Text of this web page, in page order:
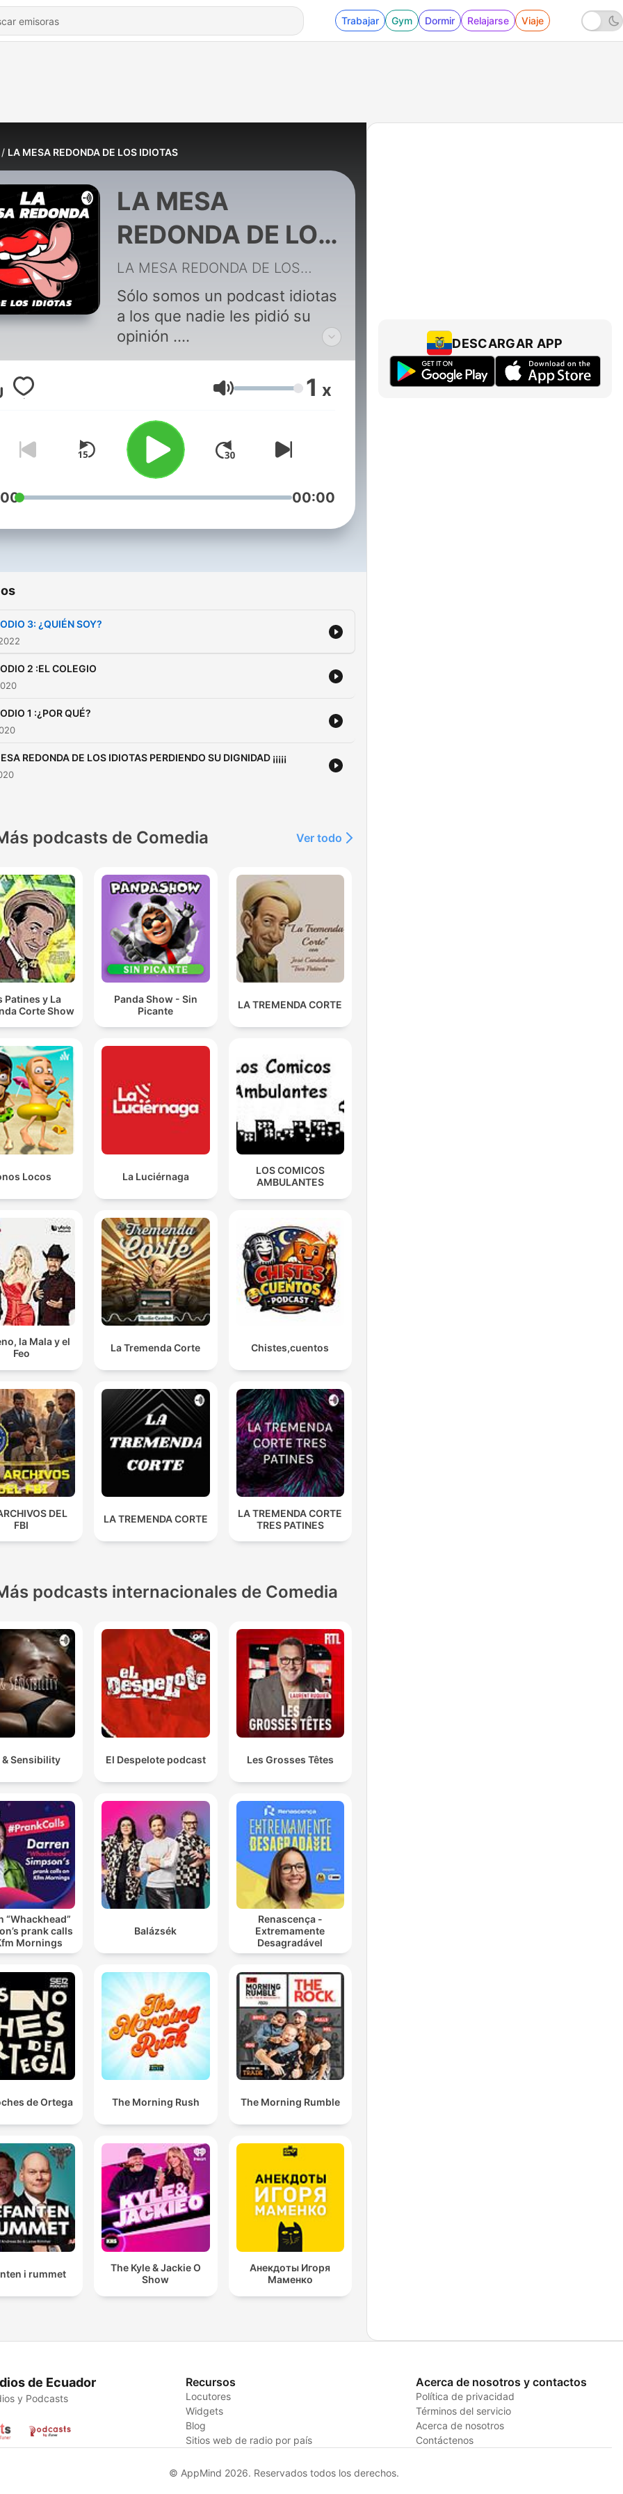
Trabajar Gym Dormir Relajarse Viaje
LA MESA REDONDA DE LOS IDIOTAS
LA MESA
REDONDA DE LOS
IDIOTAS
LA MESA REDONDA DE LOS IDIOTAS
Sólo somos un podcast idiotas
a los que nadie les pidió su
opinión .
@lmr_de_los_idiotas_podcast
Volumen 1 x
00:00
3: ¿QUIÉN SOY?
2 :EL COLEGIO
1 :¿POR QUÉ?
REDONDA DE LOS IDIOTAS PERDIENDO SU DIGNIDAD ¡¡¡¡¡
podcasts de Comedia Ver todo
Patines y La
Corte Show
Panda Show - Sin
Picante
LA TREMENDA CORTE
Locos La Luciérnaga
LOS COMICOS
AMBULANTES
la Mala y el
Feo
La Tremenda Corte Chistes,cuentos
DEL
FBI
LA TREMENDA CORTE
LA TREMENDA CORTE
TRES PATINES
podcasts internacionales de Comedia
& Sensibility El Despelote podcast Les Grosses Têtes
“Whackhead”
prank calls
Mornings
Balázsék
Renascença -
Extremamente
Desagradável
de Ortega The Morning Rush The Morning Rumble
i rummet
The Kyle & Jackie O
Show
Анекдоты Игоря
Маменко
DESCARGAR APP
de Ecuador
y Podcasts
Recursos
Locutores
Widgets
Blog
Sitios web de radio por país
Acerca de nosotros y contactos
Política de privacidad
Términos del servicio
Acerca de nosotros
Contáctenos
© AppMind 2026. Reservados todos los derechos.